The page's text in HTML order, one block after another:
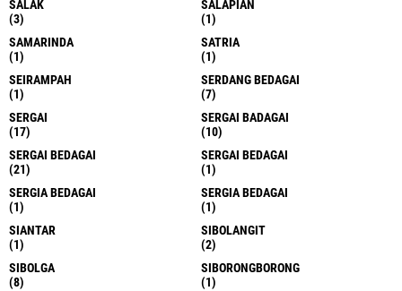
SALAK
(3)
SALAPIAN
(1)
SAMARINDA
(1)
SATRIA
(1)
SEIRAMPAH
(1)
SERDANG BEDAGAI
(7)
SERGAI
(17)
SERGAI BADAGAI
(10)
SERGAI BEDAGAI
(21)
SERGAI BEDAGAI
(1)
SERGIA BEDAGAI
(1)
SERGIA BEDAGAI
(1)
SIANTAR
(1)
SIBOLANGIT
(2)
SIBOLGA
(8)
SIBORONGBORONG
(1)